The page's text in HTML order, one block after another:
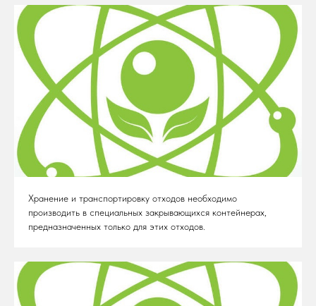
Хранение и транспортировку отходов необходимо
производить в специальных закрывающихся контейнерах,
предназначенных только для этих отходов.